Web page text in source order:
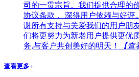
司的一贯宗旨。我们提供合理的
协议条款， 深得用户依赖与好评
谢所有支持与关爱我们的用户朋
们将更努力为新老用户提供更优
务,与客户共创美好的明天！
【查
查看更多+